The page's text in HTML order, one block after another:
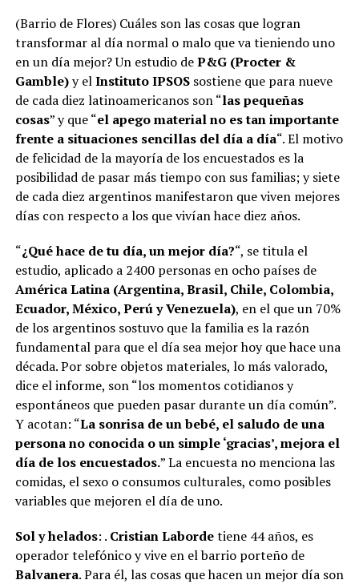
(Barrio de Flores) Cuáles son las cosas que logran
transformar al día normal o malo que va tieniendo uno
en un día mejor? Un estudio deP&G (Procter &
Gamble)y elInstituto IPSOSsostiene que para nueve
de cada diez latinoamericanos son “las pequeñas
cosas” y que “el apego material no es tan importante
frente a situaciones sencillas del día a día“. El motivo
de felicidad de la mayoría de los encuestados es la
posibilidad de pasar más tiempo con sus familias; y siete
de cada diez argentinos manifestaron que viven mejores
días con respecto a los que vivían hace diez años.
“¿Qué hace de tu día, un mejor día?“, se titula el
estudio, aplicado a 2400 personas en ocho países de
América Latina (Argentina, Brasil, Chile, Colombia,
Ecuador, México, Perú y Venezuela), en el que un 70%
de los argentinos sostuvo que la familia es la razón
fundamental para que el día sea mejor hoy que hace una
década. Por sobre objetos materiales, lo más valorado,
dice el informe, son “los momentos cotidianos y
espontáneos que pueden pasar durante un día común”.
Y acotan: “La sonrisa de un bebé, el saludo de una
persona no conocida o un simple ‘gracias’, mejora el
día de los encuestados.” La encuesta no menciona las
comidas, el sexo o consumos culturales, como posibles
variables que mejoren el día de uno.
Sol y helados: . Cristian Labordetiene 44 años, es
operador telefónico y vive en el barrio porteño de
Balvanera. Para él, las cosas que hacen un mejor día son